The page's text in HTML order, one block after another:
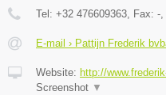
Tel: +32 476609363, Fax: -,
E-mail › Pattijn Frederik
Website: http://
Screenshot ▼